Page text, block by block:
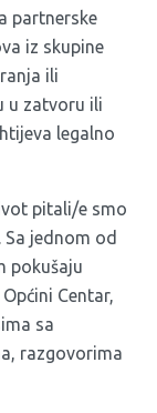
partnerske
iz skupine
ili
u zatvoru ili
legalno
pitali/e smo
Sa jednom od
pokušaju
Centar,
sa
razgovorima